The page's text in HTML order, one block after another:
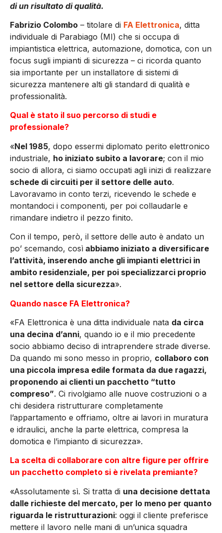
di un risultato di qualità.
Fabrizio Colombo – titolare di FA Elettronica, ditta
individuale di Parabiago (MI) che si occupa di
impiantistica elettrica, automazione, domotica, con un
focus sugli impianti di sicurezza – ci ricorda quanto
sia importante per un installatore di sistemi di
sicurezza mantenere alti gli standard di qualità e
professionalità.
Qual è stato il suo percorso di studi e
professionale?
«Nel 1985, dopo essermi diplomato perito elettronico
industriale, ho iniziato subito a lavorare; con il mio
socio di allora, ci siamo occupati agli inizi di realizzare
schede di circuiti per il settore delle auto.
Lavoravamo in conto terzi, ricevendo le schede e
montandoci i componenti, per poi collaudarle e
rimandare indietro il pezzo finito.
Con il tempo, però, il settore delle auto è andato un
po’ scemando, così abbiamo iniziato a diversificare
l’attività, inserendo anche gli impianti elettrici in
ambito residenziale, per poi specializzarci proprio
nel settore della sicurezza».
Quando nasce FA Elettronica?
«FA Elettronica è una ditta individuale nata da circa
una decina d’anni, quando io e il mio precedente
socio abbiamo deciso di intraprendere strade diverse.
Da quando mi sono messo in proprio, collaboro con
una piccola impresa edile formata da due ragazzi,
proponendo ai clienti un pacchetto “tutto
compreso”. Ci rivolgiamo alle nuove costruzioni o a
chi desidera ristrutturare completamente
l’appartamento e offriamo, oltre ai lavori in muratura
e idraulici, anche la parte elettrica, compresa la
domotica e l’impianto di sicurezza».
La scelta di collaborare con altre figure per offrire
un pacchetto completo si è rivelata premiante?
«Assolutamente sì. Si tratta di una decisione dettata
dalle richieste del mercato, per lo meno per quanto
riguarda le ristrutturazioni: oggi il cliente preferisce
mettere il lavoro nelle mani di un’unica squadra